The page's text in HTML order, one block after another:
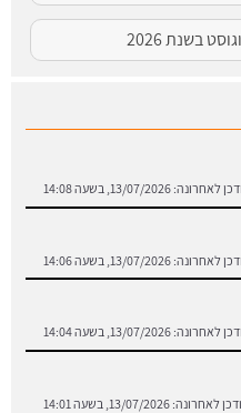
בשנת 2026
לאחרונה: 13/07/2026, בשעה 14:08
לאחרונה: 13/07/2026, בשעה 14:06
לאחרונה: 13/07/2026, בשעה 14:04
לאחרונה: 13/07/2026, בשעה 14:01